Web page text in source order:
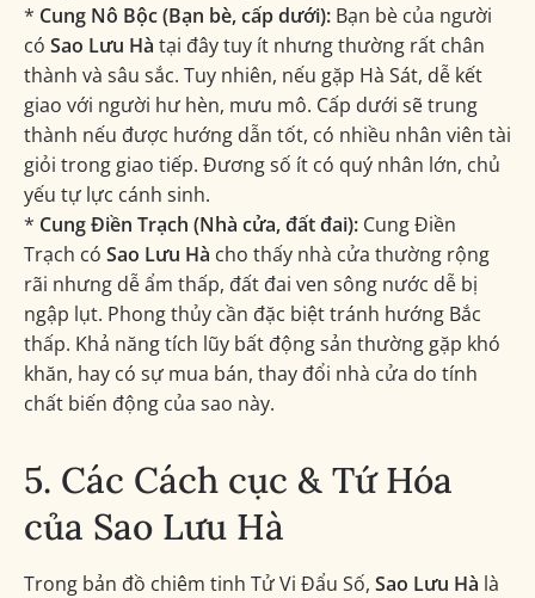
* Cung Nô Bộc (Bạn bè, cấp dưới): Bạn bè của người
có Sao Lưu Hà tại đây tuy ít nhưng thường rất chân
thành và sâu sắc. Tuy nhiên, nếu gặp Hà Sát, dễ kết
giao với người hư hèn, mưu mô. Cấp dưới sẽ trung
thành nếu được hướng dẫn tốt, có nhiều nhân viên tài
giỏi trong giao tiếp. Đương số ít có quý nhân lớn, chủ
yếu tự lực cánh sinh.
* Cung Điền Trạch (Nhà cửa, đất đai): Cung Điền
Trạch có Sao Lưu Hà cho thấy nhà cửa thường rộng
rãi nhưng dễ ẩm thấp, đất đai ven sông nước dễ bị
ngập lụt. Phong thủy cần đặc biệt tránh hướng Bắc
thấp. Khả năng tích lũy bất động sản thường gặp khó
khăn, hay có sự mua bán, thay đổi nhà cửa do tính
chất biến động của sao này.
5. Các Cách cục & Tứ Hóa
của Sao Lưu Hà
Trong bản đồ chiêm tinh Tử Vi Đẩu Số, Sao Lưu Hà là